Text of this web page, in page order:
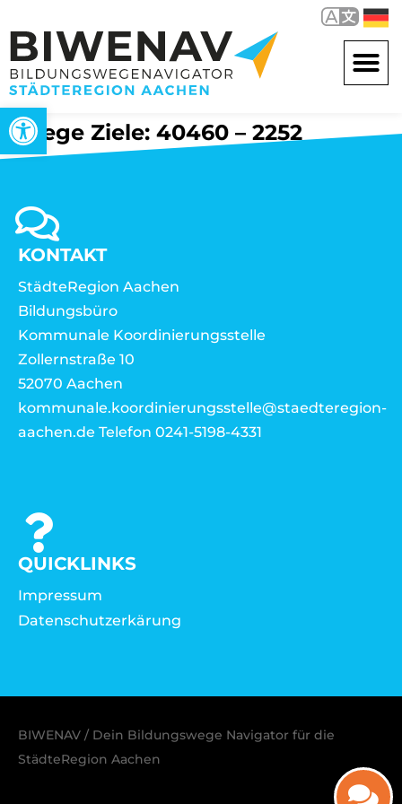
Werkzeugleiste öffnen
Wege Ziele: 40460 – 2252
KONTAKT
StädteRegion Aachen
Bildungsbüro
Kommunale Koordinierungsstelle
Zollernstraße 10
52070 Aachen
kommunale.koordinierungsstelle@staedteregion-
aachen.de Telefon 0241-5198-4331
QUICKLINKS
Impressum
Datenschutzerkärung
BIWENAV / Dein Bildungswege Navigator für die
StädteRegion Aachen